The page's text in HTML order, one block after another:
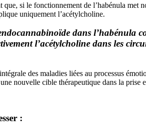
si le fonctionnement de l’habénula
uniquement l’acétylcholine.
dans l’habénula
l’acétylcholine dans les
des maladies liées au processus
nouvelle cible thérapeutique dans la prise
: